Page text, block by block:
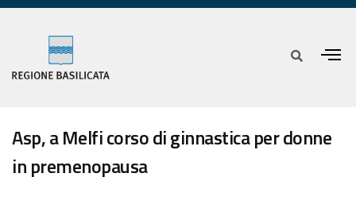
Asp, a Melfi corso di ginnastica per donne
in premenopausa